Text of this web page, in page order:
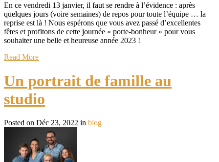
En ce vendredi 13 janvier, il faut se rendre à l’évidence : après
quelques jours (voire semaines) de repos pour toute l’équipe … la
reprise est là ! Nous espérons que vous avez passé d’excellentes
fêtes et profitons de cette journée « porte-bonheur » pour vous
souhaiter une belle et heureuse année 2023 !
Read More
Un portrait de famille au
studio
Posted on Déc 23, 2022 in blog